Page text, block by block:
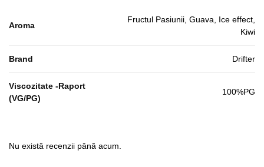
Aroma
Fructul Pasiunii, Guava, Ice effect,
Kiwi
Brand Drifter
Viscozitate -Raport
(VG/PG)
100%PG
Nu există recenzii până acum.